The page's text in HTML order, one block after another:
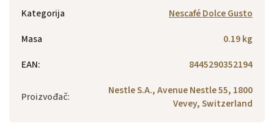
Kategorija
Nescafé Dolce Gusto
Masa
0.19 kg
EAN: 8445290352194
Proizvođač:
Nestle S.A., Avenue Nestle 55, 1800
Vevey, Switzerland